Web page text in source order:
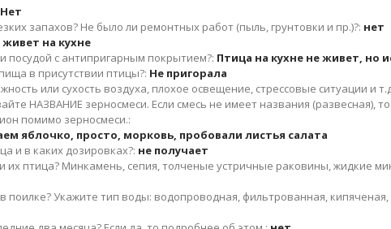
Нет
запахов? Не было ли ремонтных работ (пыль, грунтовки и пр.)?: нет
на кухне
посудой с антипригарным покрытием?: Птица на кухне не живет, но
в присутствии птицы?: Не пригорала
или сухость воздуха, плохое освещение, стрессовые ситуации и
НАЗВАНИЕ зерносмеси. Если смесь не имеет названия (развесная), то
помимо зерносмеси.:
яблочко, просто, морковь, пробовали листья салата
и в каких дозировках?: не получает
их птица? Минкамень, сепия, толченые устричные раковины, жидкие
поилке? Укажите тип воды: водопроводная, фильтрованная, кипяченая,